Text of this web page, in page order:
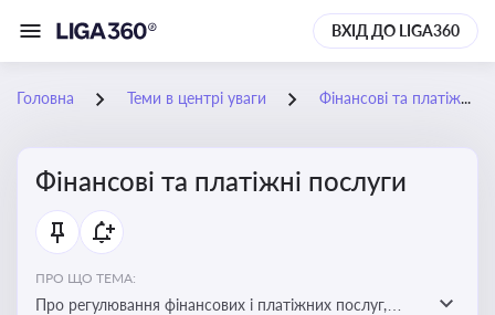
ВХІД ДО LIGA360
Головна Теми в центрі уваги Фінансові та платіжні послуги
Фінансові та платіжні послуги
ПРО ЩО ТЕМА:
Про регулювання фінансових і платіжних послуг,